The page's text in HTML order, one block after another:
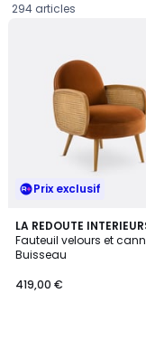
294 articles
Prix exclusif
LA REDOUTE
Fauteuil velours et
Buisseau
€.
419,00 €
4,5
/ 5
2
Couleurs